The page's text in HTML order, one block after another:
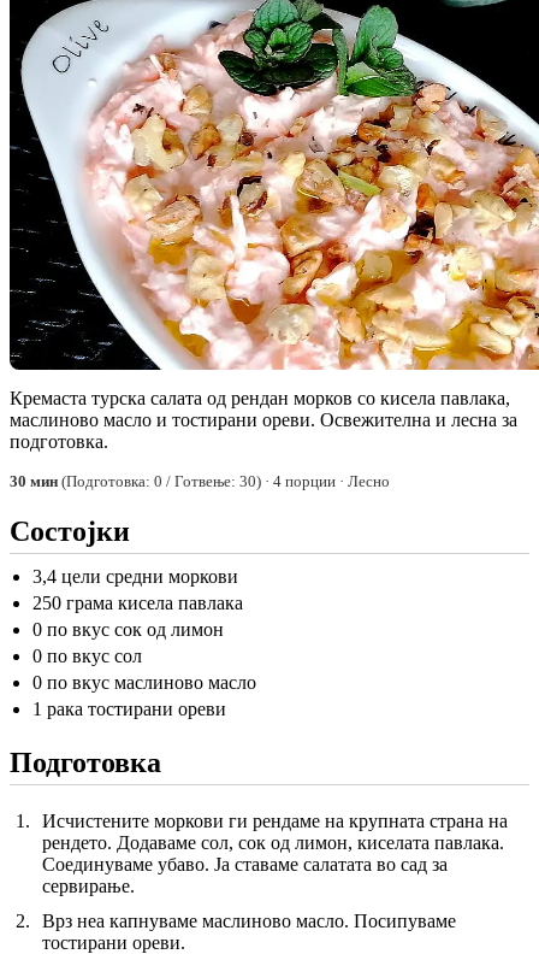
Кремаста турска салата од рендан морков со кисела павлака,
маслиново масло и тостирани ореви. Освежителна и лесна за
подготовка.
30 мин (Подготовка: 0 / Готвење: 30) · 4 порции · Лесно
Состојки
3,4 цели средни моркови
250 грама кисела павлака
0 по вкус сок од лимон
0 по вкус сол
0 по вкус маслиново масло
1 рака тостирани ореви
Подготовка
Исчистените моркови ги рендаме на крупната страна на
рендето. Додаваме сол, сок од лимон, киселата павлака.
Соединуваме убаво. Ја ставаме салатата во сад за
сервирање.
Врз неа капнуваме маслиново масло. Посипуваме
тостирани ореви.